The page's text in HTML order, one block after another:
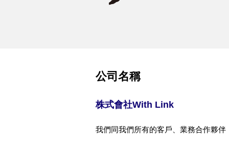
公司名稱
株式會社With Link
我們同我們所有的客戶、業務合作夥